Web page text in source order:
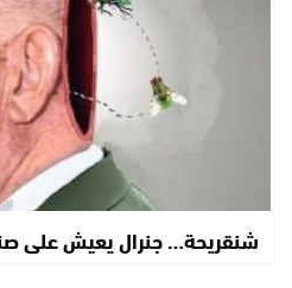
شنقريحة… جنرال يعيش على